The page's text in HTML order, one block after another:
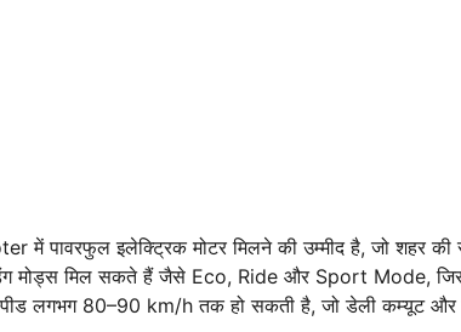
में पावरफुल इलेक्ट्रिक मोटर मिलने की उम्मीद है, जो शहर
मोड्स मिल सकते हैं जैसे Eco, Ride और Sport Mode,
लगभग 80–90 km/h तक हो सकती है, जो डेली कम्यूट और